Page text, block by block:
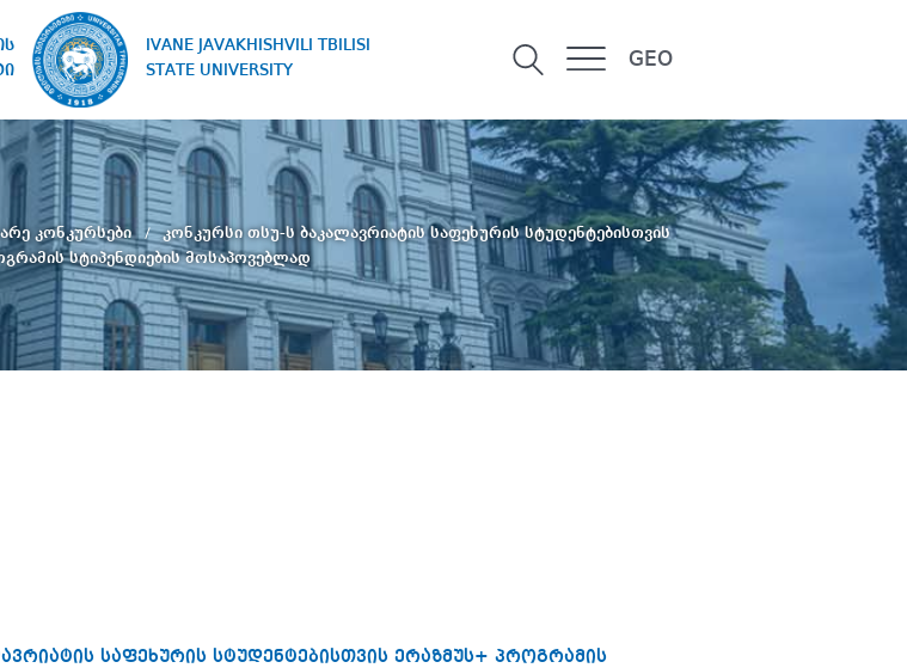
IVANE JAVAKHISHVILI TBILISI
STATE UNIVERSITY
GEO
კონკურსები
კონკურსი თსუ-ს ბაკალავრიატის საფეხურის სტუდენტებისთვის
სტიპენდიების მოსაპოვებლად
საფეხურის სტუდენტებისთვის ერაზმუს+ პროგრამის